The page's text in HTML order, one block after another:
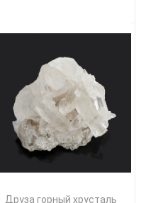
Друза горный хрусталь